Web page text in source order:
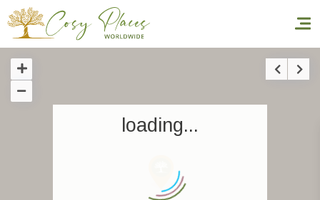
Inicio
Reservar una estancia
World’s Best Hotels
loading...